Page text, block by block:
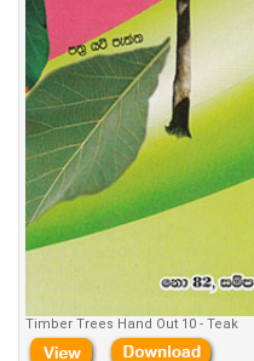
Timber Trees Hand Out 10 - Teak